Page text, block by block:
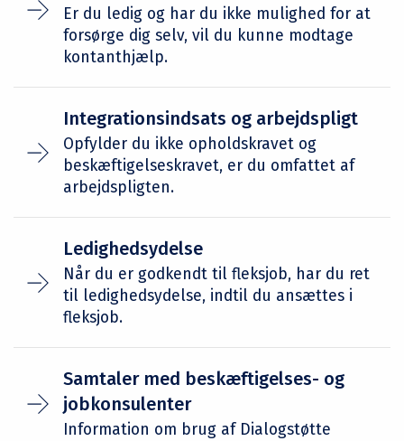
Er du ledig og har du ikke mulighed for at
forsørge dig selv, vil du kunne modtage
kontanthjælp.
Integrationsindsats og arbejdspligt
Opfylder du ikke opholdskravet og
beskæftigelseskravet, er du omfattet af
arbejdspligten.
Ledighedsydelse
Når du er godkendt til fleksjob, har du ret
til ledighedsydelse, indtil du ansættes i
fleksjob.
Samtaler med beskæftigelses- og
jobkonsulenter
Information om brug af Dialogstøtte